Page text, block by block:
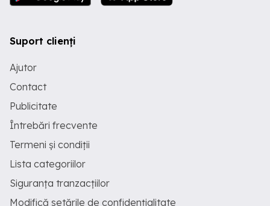
Suport clienți
Ajutor
Contact
Publicitate
Întrebări frecvente
Termeni și condiții
Lista categoriilor
Siguranța tranzacțiilor
Modifică setările de confidențialitate